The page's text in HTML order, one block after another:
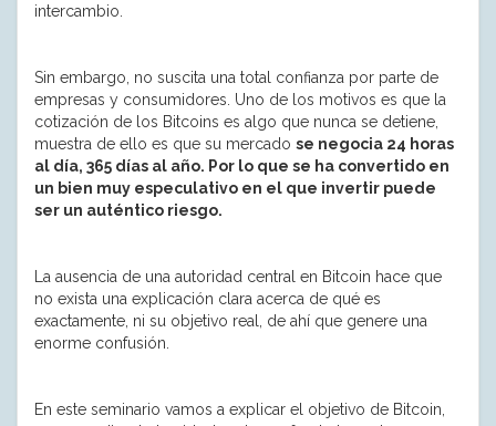
intercambio.
Sin embargo, no suscita una total confianza por parte de
empresas y consumidores. Uno de los motivos es que la
cotización de los Bitcoins es algo que nunca se detiene,
muestra de ello es que su mercado se negocia 24 horas
al día, 365 días al año. Por lo que se ha convertido en
un bien muy especulativo en el que invertir puede
ser un auténtico riesgo.
La ausencia de una autoridad central en Bitcoin hace que
no exista una explicación clara acerca de qué es
exactamente, ni su objetivo real, de ahí que genere una
enorme confusión.
En este seminario vamos a explicar el objetivo de Bitcoin,